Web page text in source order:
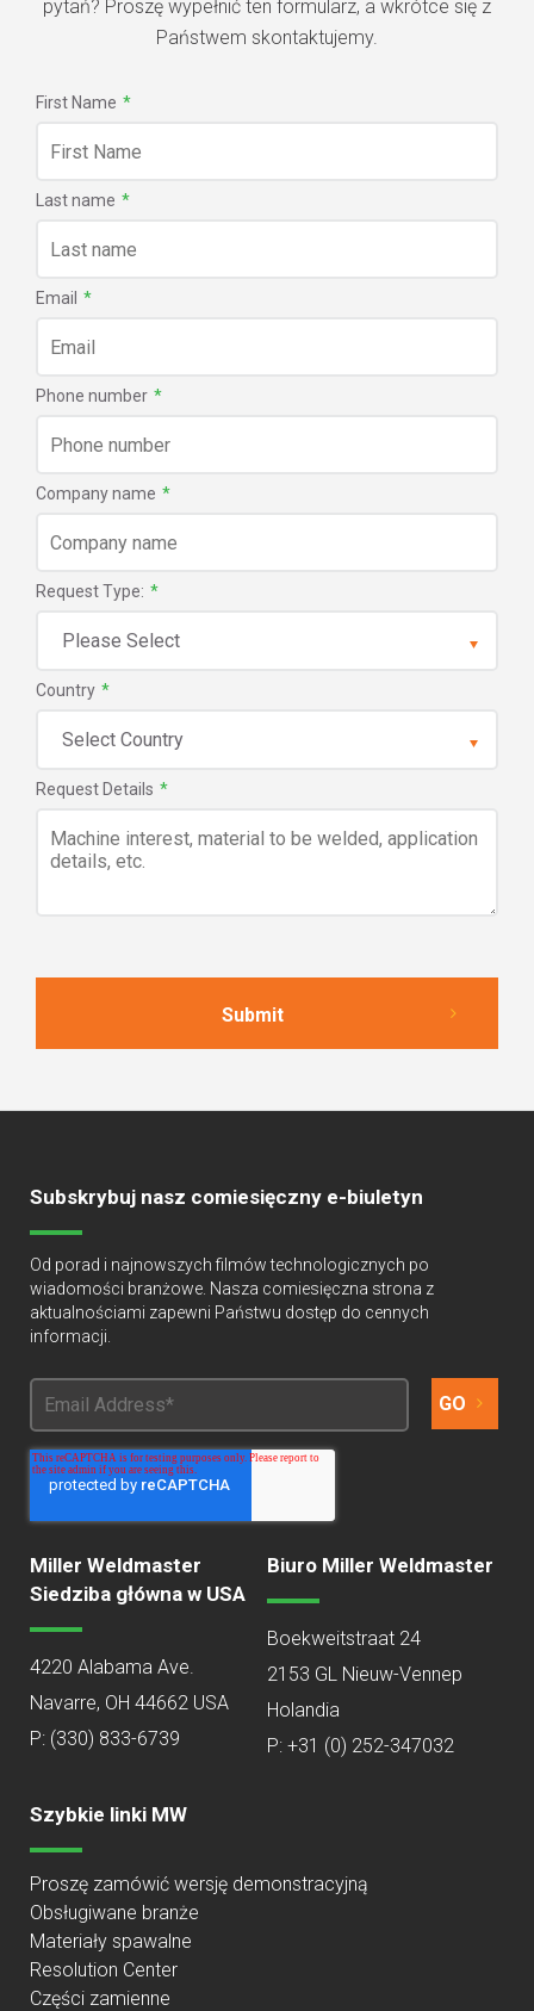
pytań? Proszę wypełnić ten formularz, a wkrótce się z
Państwem skontaktujemy.
First Name *
Last name *
Email *
Phone number *
Company name *
Request Type: *
Country *
Request Details *
Subskrybuj nasz comiesięczny e-biuletyn
Od porad i najnowszych filmów technologicznych po
wiadomości branżowe. Nasza comiesięczna strona z
aktualnościami zapewni Państwu dostęp do cennych
informacji.
Miller Weldmaster
Siedziba główna w USA
4220 Alabama Ave.
Navarre, OH 44662 USA
P: (330) 833-6739
Biuro Miller Weldmaster
Boekweitstraat 24
2153 GL Nieuw-Vennep
Holandia
P: +31 (0) 252-347032
Szybkie linki MW
Proszę zamówić wersję demonstracyjną
Obsługiwane branże
Materiały spawalne
Resolution Center
Części zamienne